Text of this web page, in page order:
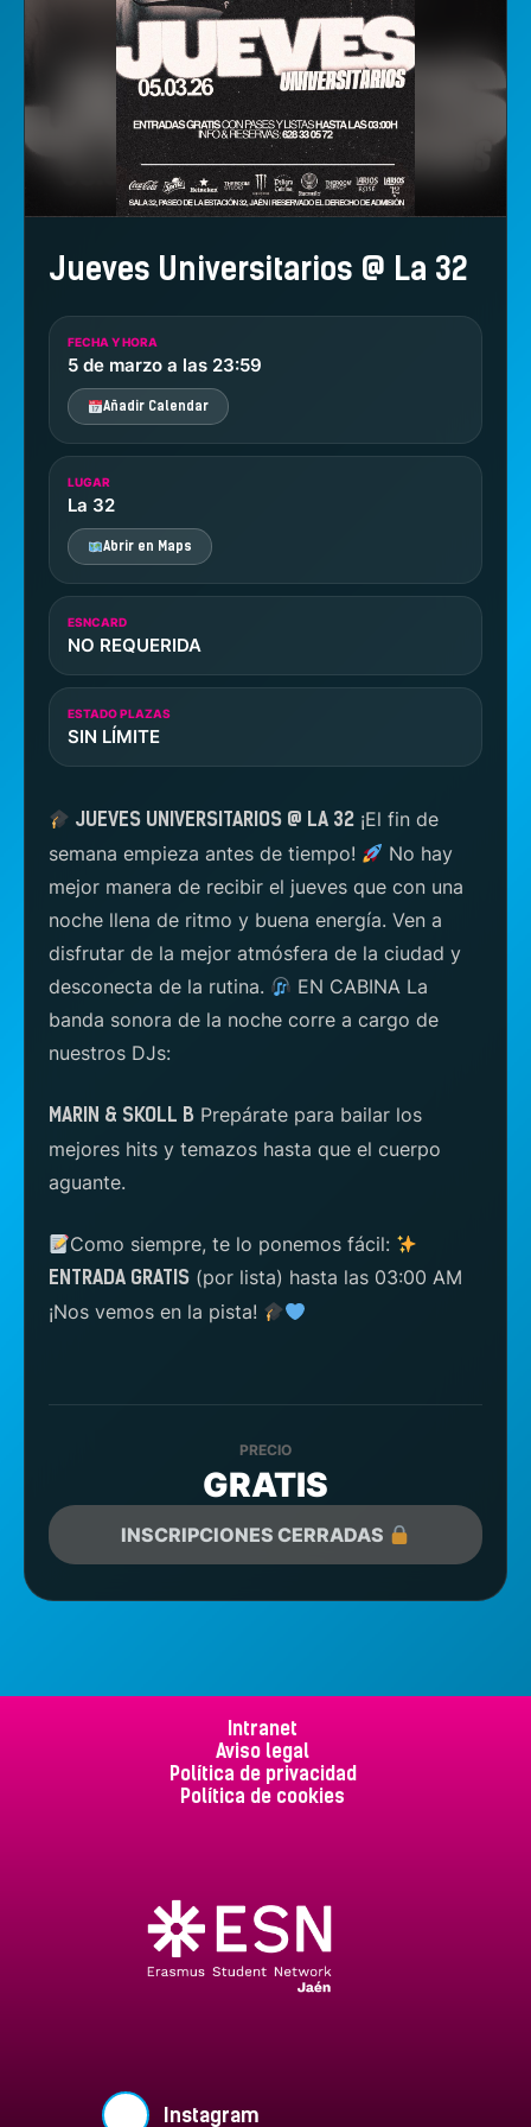
Jueves Universitarios @ La 32
FECHA Y HORA
5 de marzo a las 23:59
Añadir Calendar
LUGAR
La 32
Abrir en Maps
ESNCARD
NO REQUERIDA
ESTADO PLAZAS
SIN LÍMITE
JUEVES UNIVERSITARIOS @ LA 32 ¡El fin de
semana empieza antes de tiempo!
No hay
mejor manera de recibir el jueves que con una
noche llena de ritmo y buena energía. Ven a
disfrutar de la mejor atmósfera de la ciudad y
desconecta de la rutina.
EN CABINA La
banda sonora de la noche corre a cargo de
nuestros DJs:
MARIN & SKOLL B Prepárate para bailar los
mejores hits y temazos hasta que el cuerpo
aguante.
Como siempre, te lo ponemos fácil:
ENTRADA GRATIS (por lista) hasta las 03:00 AM
¡Nos vemos en la pista!
PRECIO
GRATIS
INSCRIPCIONES CERRADAS
Intranet
Aviso legal
Política de privacidad
Política de cookies
Instagram